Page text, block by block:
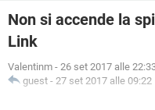
Configurazione
Non si accende la
Link
Valentinm - 26 set 2017 alle
guest - 27 set 2017 alle 09:22